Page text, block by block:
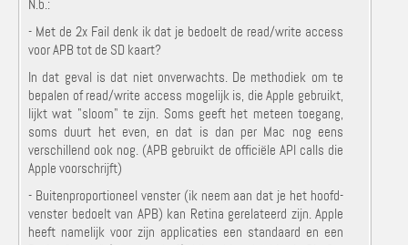
N.b.:
- Met de 2x Fail denk ik dat je bedoelt de read/write access
voor APB tot de SD kaart?
In dat geval is dat niet onverwachts. De methodiek om te
bepalen of read/write access mogelijk is, die Apple gebruikt,
lijkt wat "sloom" te zijn. Soms geeft het meteen toegang,
soms duurt het even, en dat is dan per Mac nog eens
verschillend ook nog. (APB gebruikt de officiële API calls die
Apple voorschrijft)
- Buitenproportioneel venster (ik neem aan dat je het hoofd-
venster bedoelt van APB) kan Retina gerelateerd zijn. Apple
heeft namelijk voor zijn applicaties een standaard en een